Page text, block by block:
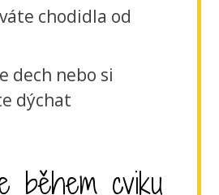
chodidla od
dech nebo si
dýchat
během cviku